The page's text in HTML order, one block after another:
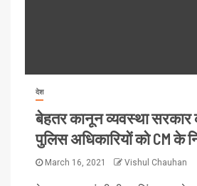
देश
बेहतर कानून व्यवस्था सरकार
पुलिस अधिकारियों को CM के
March 16, 2021 Vishul Chauhan